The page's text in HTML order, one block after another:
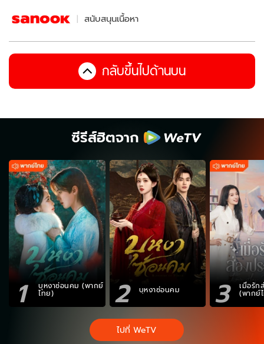
สนับสนุนเนื้อหา
กลับขึ้นไปด้านบน
ซีรีส์ฮิตจาก
1 บุหงาซ่อนคม (พากย์
ไทย) 2 บุหงาซ่อนคม 3 เมื่อรัก
(พากย์
ไปที่ WeTV